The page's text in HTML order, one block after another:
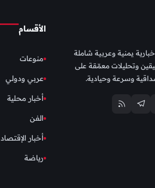
يمنية وعربية شاملة
وتحليلات معمّقة على
وسرعة وحيادية.
الأقسام
منوعات
عربي ودولي
أخبار محلية
الفن
أخبار الإقتصاد
رياضة